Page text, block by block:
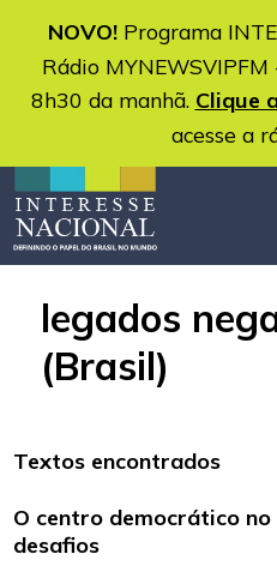
NOVO!Programa
Rádio
8h30 da manhã. Clique
acesse a
legados
(Brasil)
Textos encontrados
O centro democrático
desafios